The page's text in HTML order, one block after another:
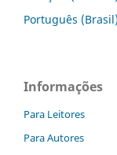
Português (Brasil)
Informações
Para Leitores
Para Autores